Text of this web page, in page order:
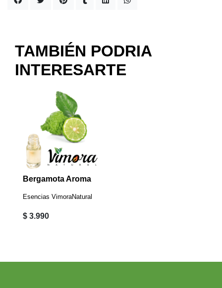
TAMBIÉN PODRIA
INTERESARTE
Bergamota Aroma
Esencias VimoraNatural
$ 3.990